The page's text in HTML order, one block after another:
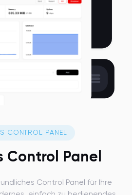
CONTROL PANEL
Control Panel
Control Panel für Ihre